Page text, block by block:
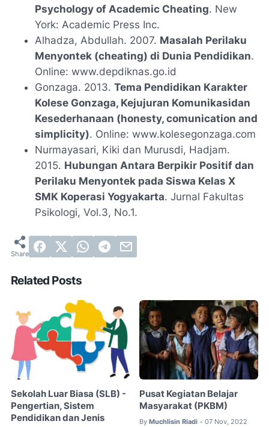
Psychology of Academic Cheating. New
York: Academic Press Inc.
Alhadza, Abdullah. 2007. Masalah Perilaku
Menyontek (cheating) di Dunia Pendidikan.
Online: www.depdiknas.go.id
Gonzaga. 2013. Tema Pendidikan Karakter
Kolese Gonzaga, Kejujuran Komunikasidan
Kesederhanaan (honesty, comunication and
simplicity). Online: www.kolesegonzaga.com
Nurmayasari, Kiki dan Murusdi, Hadjam.
2015. Hubungan Antara Berpikir Positif dan
Perilaku Menyontek pada Siswa Kelas X
SMK Koperasi Yogyakarta. Jurnal Fakultas
Psikologi, Vol.3, No.1.
Related Posts
Sekolah Luar Biasa (SLB) -
Pengertian, Sistem
Pendidikan dan Jenis
Pusat Kegiatan Belajar
Masyarakat (PKBM)
By Muchlisin Riadi • 07 Nov, 2022